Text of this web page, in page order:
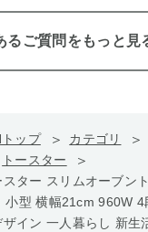
るご質問をもっと見
ップ カテゴリ
トースター
ター スリムオーブン
小型 横幅21cm 960W 4
ザイン 一人暮らし 新生